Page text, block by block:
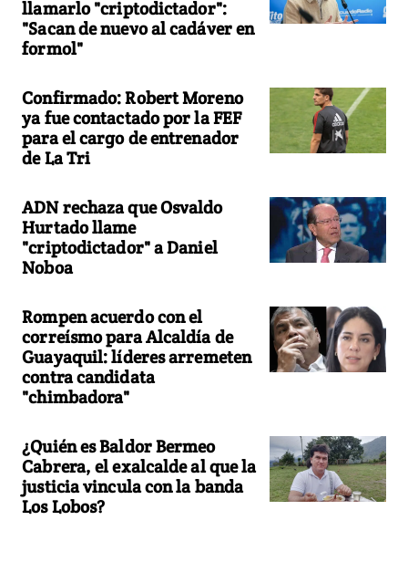
llamarlo "criptodictador":
"Sacan de nuevo al cadáver en
formol"
Confirmado: Robert Moreno
ya fue contactado por la FEF
para el cargo de entrenador
de La Tri
ADN rechaza que Osvaldo
Hurtado llame
"criptodictador" a Daniel
Noboa
Rompen acuerdo con el
correísmo para Alcaldía de
Guayaquil: líderes arremeten
contra candidata
"chimbadora"
¿Quién es Baldor Bermeo
Cabrera, el exalcalde al que la
justicia vincula con la banda
Los Lobos?